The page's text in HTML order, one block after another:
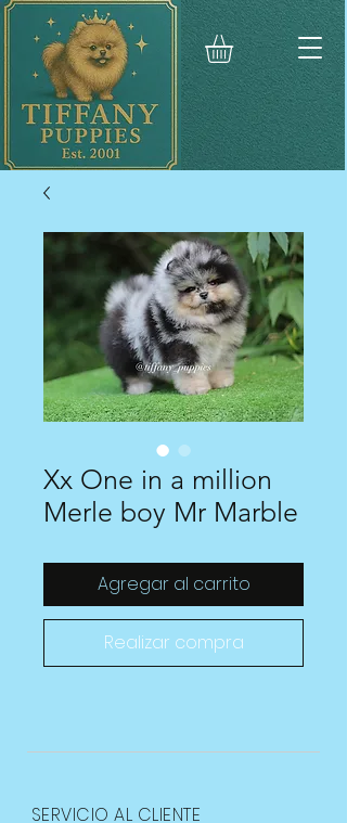
Xx One in a million
Merle boy Mr Marble
Agregar al carrito
Realizar compra
SERVICIO AL CLIENTE